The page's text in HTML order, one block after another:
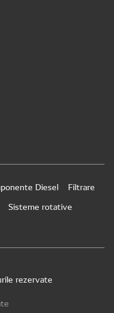
Diesel
Filtrare
Sisteme rotative
rezervate